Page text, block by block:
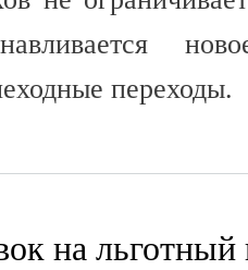
переходы.
на